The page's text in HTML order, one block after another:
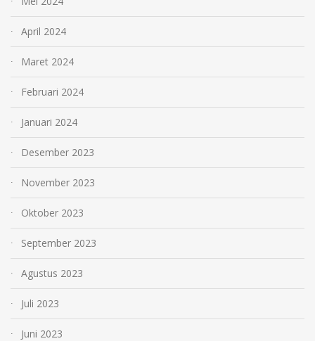
April 2024
Maret 2024
Februari 2024
Januari 2024
Desember 2023
November 2023
Oktober 2023
September 2023
Agustus 2023
Juli 2023
Juni 2023